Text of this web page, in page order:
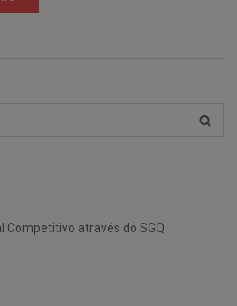
Competitivo através do SGQ